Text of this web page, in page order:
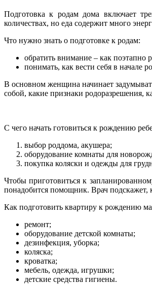
Подготовка к родам дома включает
количествах, но еда содержит много
Что нужно знать о подготовке к родам:
обратить внимание – как поэтапно
понимать, как вести себя в начале
В основном женщина начинает
собой, какие признаки родоразрешения,
С чего начать готовиться к рождению
выбор роддома, акушера;
оборудование комнаты для
покупка коляски и одежды для
Чтобы приготовиться к
понадобится помощник. Врач подскажет,
Как подготовить квартиру к рождению
ремонт;
оборудование детской комнаты;
дезинфекция, уборка;
коляска;
кроватка;
мебель, одежда, игрушки;
детские средства гигиены.